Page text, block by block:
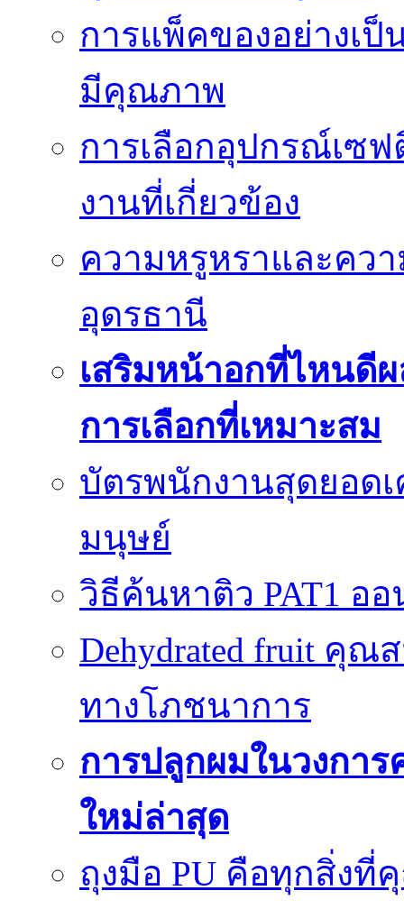
การแพ็คของอย่างเ
มีคุณภาพ
การเลือกอุปกรณ์เซ
งานที่เกี่ยวข้อง
ความหรูหราและคว
อุดรธานี
เสริมหน้าอกที่ไหนดี
การเลือกที่เหมาะสม
บัตรพนักงานสุดยอด
มนุษย์
วิธีค้นหาติว PAT1 อ
Dehydrated fruit คุ
ทางโภชนาการ
การปลูกผมในวงกา
ใหม่ล่าสุด
ถุงมือ PU คือทุกสิ่งที่